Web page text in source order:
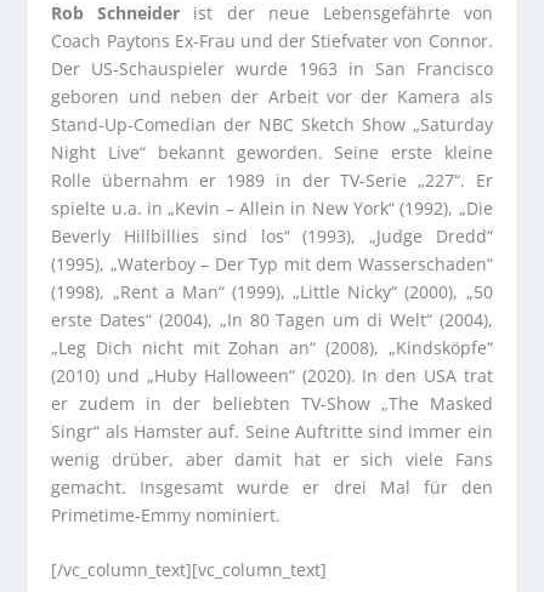
Rob Schneider ist der neue Lebensgefährte von
Coach Paytons Ex-Frau und der Stiefvater von Connor.
Der US-Schauspieler wurde 1963 in San Francisco
geboren und neben der Arbeit vor der Kamera als
Stand-Up-Comedian der NBC Sketch Show „Saturday
Night Live“ bekannt geworden. Seine erste kleine
Rolle übernahm er 1989 in der TV-Serie „227“. Er
spielte u.a. in „Kevin – Allein in New York“ (1992), „Die
Beverly Hillbillies sind los“ (1993), „Judge Dredd“
(1995), „Waterboy – Der Typ mit dem Wasserschaden“
(1998), „Rent a Man“ (1999), „Little Nicky“ (2000), „50
erste Dates“ (2004), „In 80 Tagen um di Welt“ (2004),
„Leg Dich nicht mit Zohan an“ (2008), „Kindsköpfe“
(2010) und „Huby Halloween“ (2020). In den USA trat
er zudem in der beliebten TV-Show „The Masked
Singr“ als Hamster auf. Seine Auftritte sind immer ein
wenig drüber, aber damit hat er sich viele Fans
gemacht. Insgesamt wurde er drei Mal für den
Primetime-Emmy nominiert.
[/vc_column_text][vc_column_text]